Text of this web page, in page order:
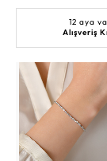
12 aya
Alışveriş